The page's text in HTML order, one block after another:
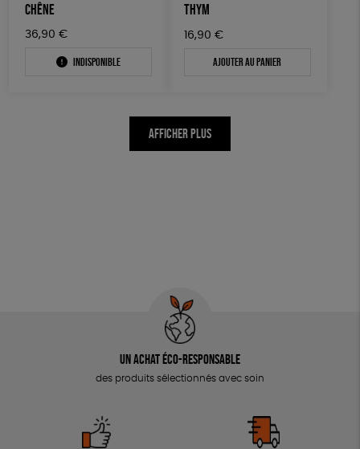
CHÊNE
36,90 €
Indisponible
THYM
16,90 €
Ajouter au panier
AFFICHER PLUS
Un achat éco-responsable
des produits sélectionnés avec soin